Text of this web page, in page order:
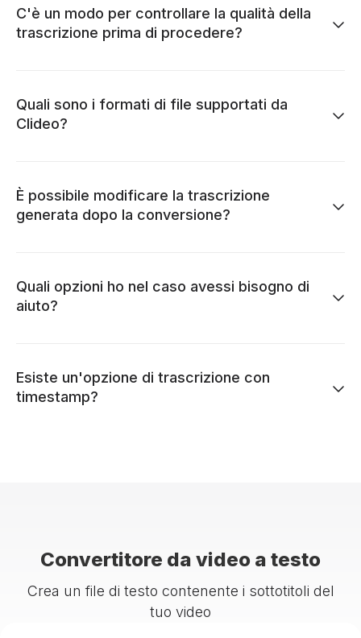
C'è un modo per controllare la qualità della
trascrizione prima di procedere?
Quali sono i formati di file supportati da
Clideo?
È possibile modificare la trascrizione
generata dopo la conversione?
Quali opzioni ho nel caso avessi bisogno di
aiuto?
Esiste un'opzione di trascrizione con
timestamp?
Convertitore da video a testo
Crea un file di testo contenente i sottotitoli del
tuo video